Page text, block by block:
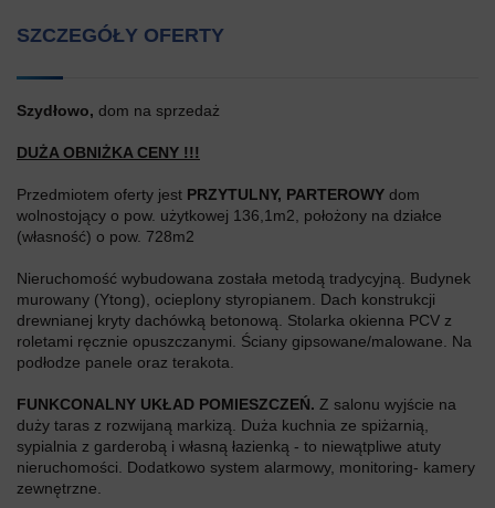
SZCZEGÓŁY OFERTY
Szydłowo, dom na sprzedaż
DUŻA OBNIŻKA CENY !!!
Przedmiotem oferty jest PRZYTULNY, PARTEROWY dom
wolnostojący o pow. użytkowej 136,1m2, położony na działce
(własność) o pow. 728m2
Nieruchomość wybudowana została metodą tradycyjną. Budynek
murowany (Ytong), ocieplony styropianem. Dach konstrukcji
drewnianej kryty dachówką betonową. Stolarka okienna PCV z
roletami ręcznie opuszczanymi. Ściany gipsowane/malowane. Na
podłodze panele oraz terakota.
FUNKCONALNY UKŁAD POMIESZCZEŃ. Z salonu wyjście na
duży taras z rozwijaną markizą. Duża kuchnia ze spiżarnią,
sypialnia z garderobą i własną łazienką - to niewątpliwe atuty
nieruchomości. Dodatkowo system alarmowy, monitoring- kamery
zewnętrzne.